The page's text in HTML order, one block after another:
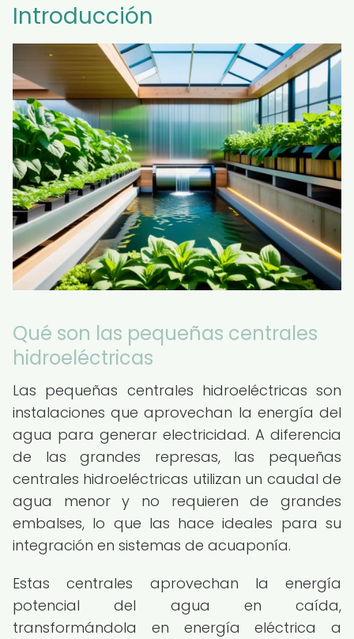
Introducción
Qué son las pequeñas centrales
hidroeléctricas
Las pequeñas centrales hidroeléctricas son
instalaciones que aprovechan la energía del
agua para generar electricidad. A diferencia
de las grandes represas, las pequeñas
centrales hidroeléctricas utilizan un caudal de
agua menor y no requieren de grandes
embalses, lo que las hace ideales para su
integración en sistemas de acuaponía.
Estas centrales aprovechan la energía
potencial del agua en caída,
transformándola en energía eléctrica a